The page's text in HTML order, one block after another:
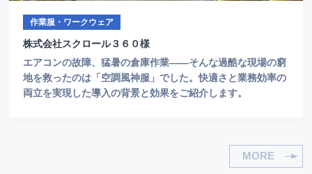
作業服・ワークウェア
株式会社スクロール３６０様
エアコンの故障、猛暑の倉庫作業――そんな過酷な現場の窮
地を救ったのは「空調風神服」でした。快適さと業務効率の
両立を実現した導入の背景と効果をご紹介します。
MORE